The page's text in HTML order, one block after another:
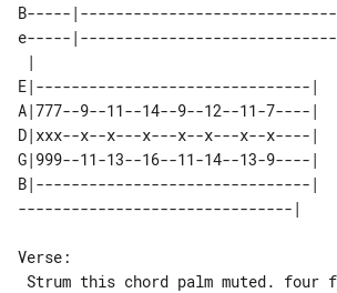
B-----|-----------------------------
e-----|-----------------------------
E|-------------------------------|
A|777--9--11--14--9--12--11-7----|
D|xxx--x--x---x---x--x---x--x----|
G|999--11-13--16--11-14--13-9----|
B|-------------------------------|
Verse: